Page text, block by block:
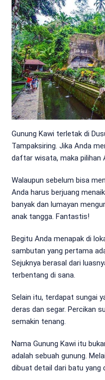
Gunung Kawi terletak di
Tampaksiring. Jika Anda
daftar wisata, maka pilihan
Walaupun sebelum bisa
Anda harus berjuang
banyak dan lumayan
anak tangga. Fantastis!
Begitu Anda menapak di
sambutan yang pertama
Sejuknya berasal dari
terbentang di sana.
Selain itu, terdapat sungai
deras dan segar. Percikan
semakin tenang.
Nama Gunung Kawi itu
adalah sebuah gunung.
dibuat detail dari batu yang